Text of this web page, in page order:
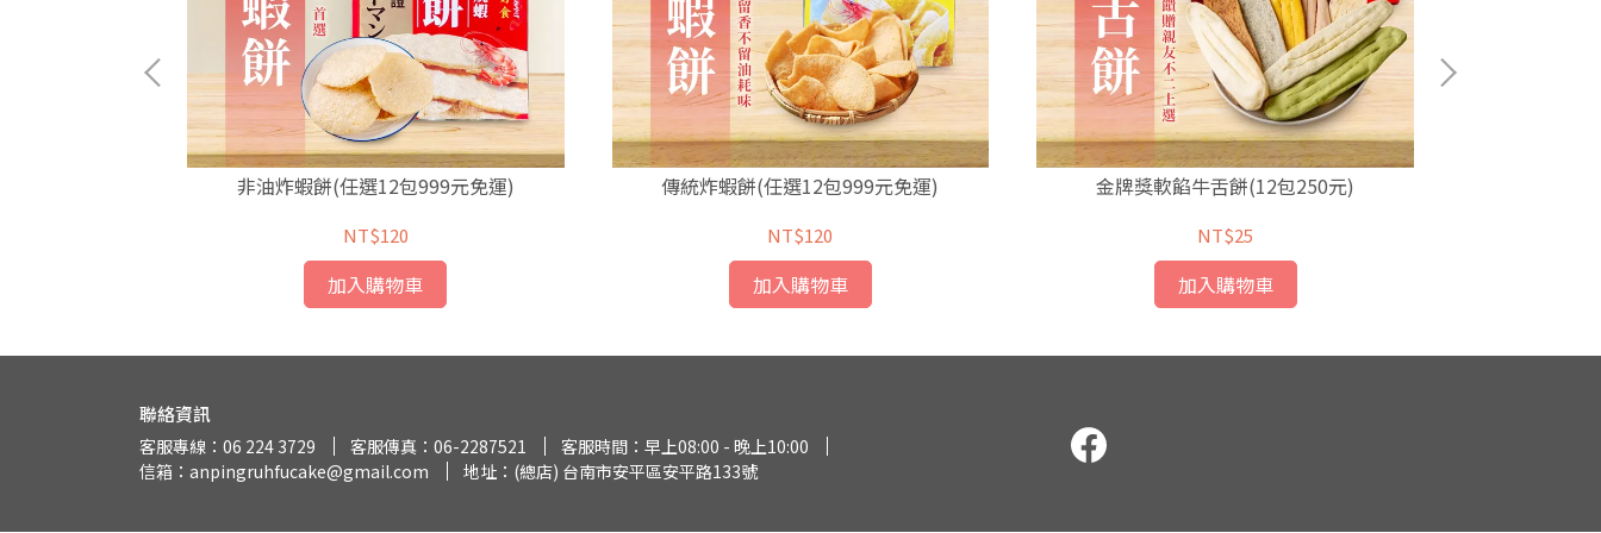
非油炸蝦餅(任選12包999元免運)
NT$120
加入購物車
傳統炸蝦餅(任選12包999元免運)
NT$120
加入購物車
金牌獎軟餡牛舌餅(12包250元)
NT$25
加入購物車
聯絡資訊
客服專線：06 224 3729 客服傳真：06-2287521
客服時間：早上08:00 - 晚上10:00
信箱：anpingruhfucake@gmail.com
地址：(總店) 台南市安平區安平路133號